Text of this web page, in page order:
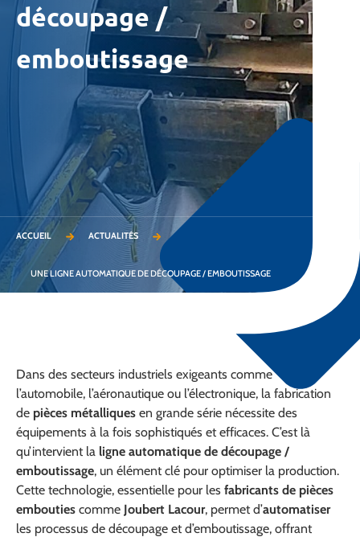
découpage /
emboutissage
ACCUEIL ACTUALITÉS
UNE LIGNE AUTOMATIQUE DE DÉCOUPAGE / EMBOUTISSAGE
Dans des secteurs industriels exigeants comme
l’automobile, l’aéronautique ou l’électronique, la fabrication
de pièces métalliques en grande série nécessite des
équipements à la fois sophistiqués et efficaces. C’est là
qu’intervient la ligne automatique de découpage /
emboutissage, un élément clé pour optimiser la production.
Cette technologie, essentielle pour les fabricants de pièces
embouties comme Joubert Lacour, permet d’automatiser
les processus de découpage et d’emboutissage, offrant